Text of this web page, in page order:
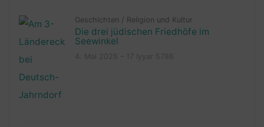
Geschichten / Religion und Kultur
Die drei jüdischen Friedhöfe im
Seewinkel